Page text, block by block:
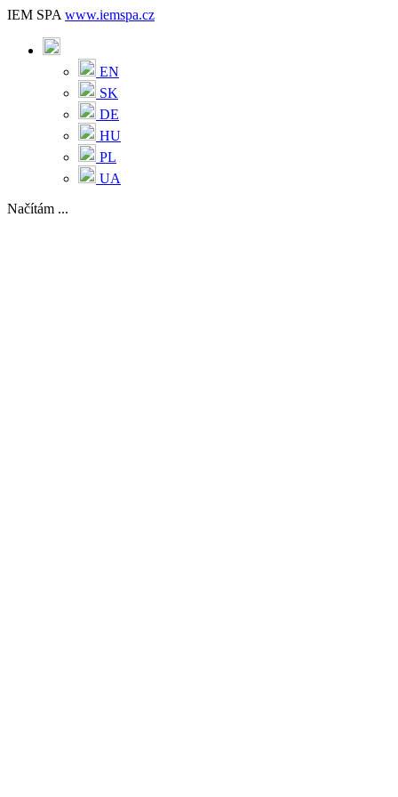
IEM SPA www.iemspa.cz
EN
SK
DE
HU
PL
UA
Načítám ...